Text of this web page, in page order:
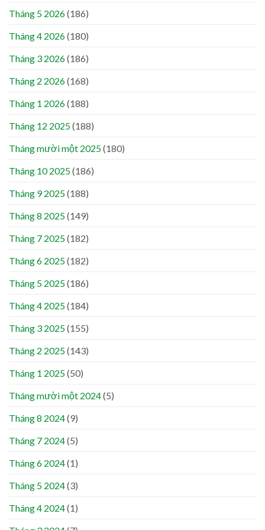
Tháng 5 2026(186)
Tháng 4 2026(180)
Tháng 3 2026(186)
Tháng 2 2026(168)
Tháng 1 2026(188)
Tháng 12 2025(188)
Tháng mười một 2025(180)
Tháng 10 2025(186)
Tháng 9 2025(188)
Tháng 8 2025(149)
Tháng 7 2025(182)
Tháng 6 2025(182)
Tháng 5 2025(186)
Tháng 4 2025(184)
Tháng 3 2025(155)
Tháng 2 2025(143)
Tháng 1 2025(50)
Tháng mười một 2024(5)
Tháng 8 2024(9)
Tháng 7 2024(5)
Tháng 6 2024(1)
Tháng 5 2024(3)
Tháng 4 2024(1)